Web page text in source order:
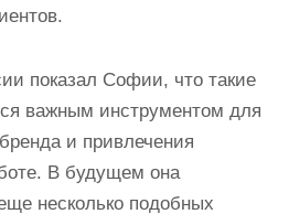
показал Софии, что такие
важным инструментом для
и привлечения
В будущем она
несколько подобных